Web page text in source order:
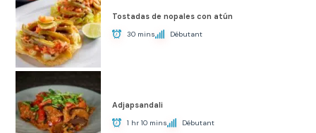
Tostadas de nopales con atún
30 mins Débutant
Adjapsandali
1 hr 10 mins Débutant